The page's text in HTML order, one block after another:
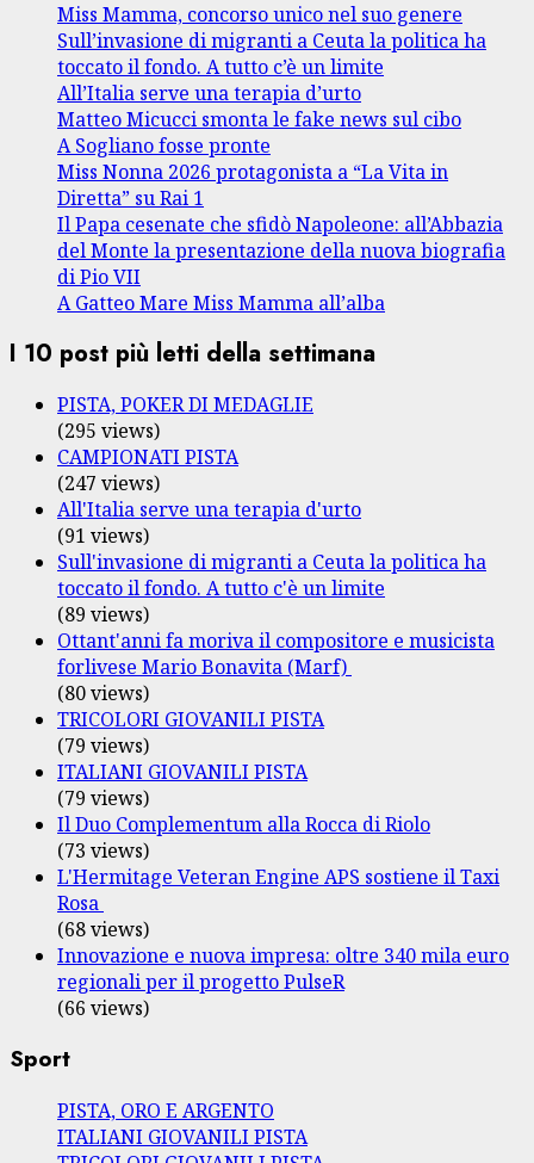
Miss Mamma, concorso unico nel suo genere
Sull’invasione di migranti a Ceuta la politica ha
toccato il fondo. A tutto c’è un limite
All’Italia serve una terapia d’urto
Matteo Micucci smonta le fake news sul cibo
A Sogliano fosse pronte
Miss Nonna 2026 protagonista a “La Vita in
Diretta” su Rai 1
Il Papa cesenate che sfidò Napoleone: all’Abbazia
del Monte la presentazione della nuova biografia
di Pio VII
A Gatteo Mare Miss Mamma all’alba
I 10 post più letti della settimana
PISTA, POKER DI MEDAGLIE
(295 views)
CAMPIONATI PISTA
(247 views)
All'Italia serve una terapia d'urto
(91 views)
Sull'invasione di migranti a Ceuta la politica ha
toccato il fondo. A tutto c'è un limite
(89 views)
Ottant'anni fa moriva il compositore e musicista
forlivese Mario Bonavita (Marf)
(80 views)
TRICOLORI GIOVANILI PISTA
(79 views)
ITALIANI GIOVANILI PISTA
(79 views)
Il Duo Complementum alla Rocca di Riolo
(73 views)
L'Hermitage Veteran Engine APS sostiene il Taxi
Rosa
(68 views)
Innovazione e nuova impresa: oltre 340 mila euro
regionali per il progetto PulseR
(66 views)
Sport
PISTA, ORO E ARGENTO
ITALIANI GIOVANILI PISTA